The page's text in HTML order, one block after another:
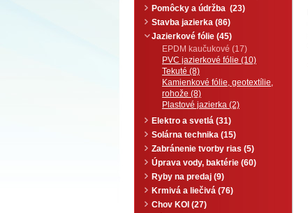
Pomôcky a údržba (23)
Stavba jazierka (86)
Jazierkové fólie (45)
EPDM kaučukové (17)
PVC jazierkové fólie (10)
Tekuté (8)
Kamienkové fólie, geotextílie,
rohože (8)
Plastové jazierka (2)
Elektro a svetlá (31)
Solárna technika (15)
Zabránenie tvorby rias (5)
Úprava vody, baktérie (60)
Ryby na predaj (9)
Krmivá a liečivá (76)
Chov KOI (27)